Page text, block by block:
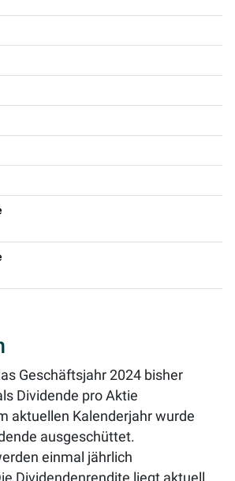
Geschäftsjahr 2024 bisher
Dividende pro Aktie
aktuellen Kalenderjahr wurde
ausgeschüttet.
einmal jährlich